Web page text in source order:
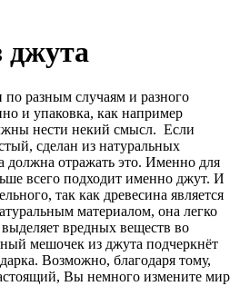
разным случаям и разного
и упаковка, как например
нести некий смысл. Если
сделан из натуральных
должна отражать это. Именно для
всего подходит именно джут. И
так как древесина является
материалом, она легко
вредных веществ во
мешочек из джута подчеркнёт
Возможно, благодаря тому,
Вы немного измените мир